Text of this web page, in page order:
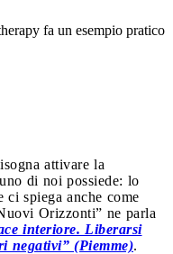
fa un esempio pratico
attivare la
di noi possiede: lo
ci spiega anche come
Orizzonti” ne parla
interiore. Liberarsi
negativi” (Piemme).